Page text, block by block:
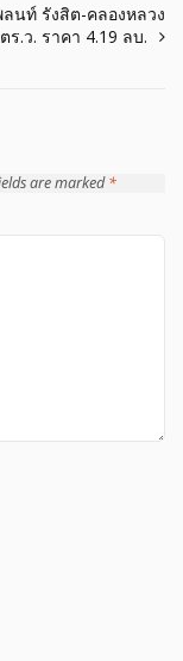
นท์ รังสิต-คลองหลวง
ร.ว. ราคา 4.19 ลบ.
are marked*